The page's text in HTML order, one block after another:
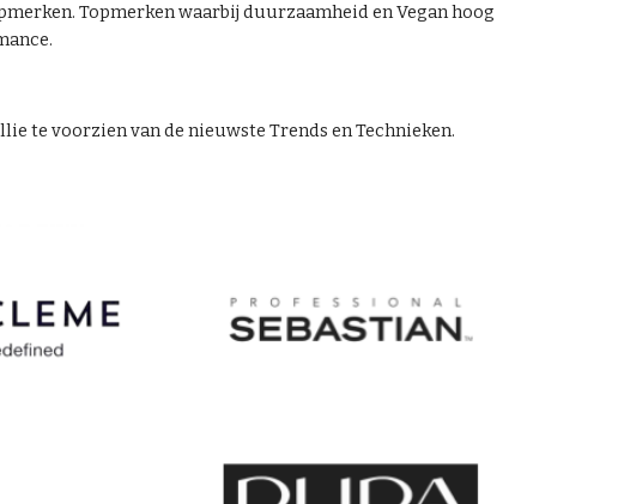
Topmerken waarbij duurzaamheid en Vegan hoog
te voorzien van de nieuwste Trends en Technieken.